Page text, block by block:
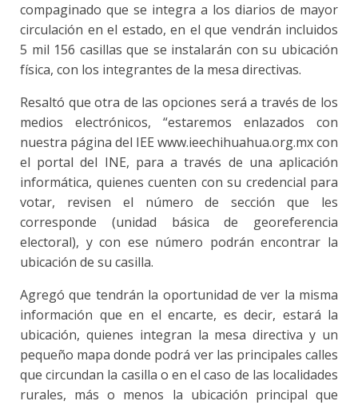
compaginado que se integra a los diarios de mayor
circulación en el estado, en el que vendrán incluidos
5 mil 156 casillas que se instalarán con su ubicación
física, con los integrantes de la mesa directivas.
Resaltó que otra de las opciones será a través de los
medios electrónicos, “estaremos enlazados con
nuestra página del IEE www.ieechihuahua.org.mx con
el portal del INE, para a través de una aplicación
informática, quienes cuenten con su credencial para
votar, revisen el número de sección que les
corresponde (unidad básica de georeferencia
electoral), y con ese número podrán encontrar la
ubicación de su casilla.
Agregó que tendrán la oportunidad de ver la misma
información que en el encarte, es decir, estará la
ubicación, quienes integran la mesa directiva y un
pequeño mapa donde podrá ver las principales calles
que circundan la casilla o en el caso de las localidades
rurales, más o menos la ubicación principal que